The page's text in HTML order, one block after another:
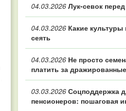
04.03.2026 Лук-севок
04.03.2026 Какие
сеять
04.03.2026 Не просто
платить за
03.03.2026 Соцподдержка
пенсионеров: пошаговая